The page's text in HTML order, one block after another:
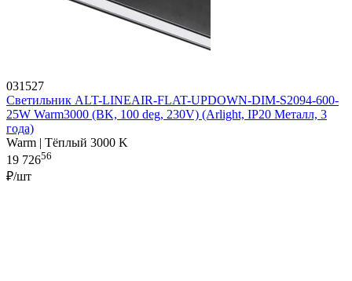
031527
Светильник ALT-LINEAIR-FLAT-UPDOWN-DIM-S2094-600-
25W Warm3000 (BK, 100 deg, 230V) (Arlight, IP20 Металл, 3
года)
Warm | Тёплый 3000 K
19 72656
₽/шт